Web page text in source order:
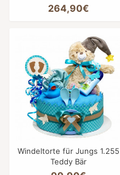
264,90€
Windeltorte für Jungs 1.255
Teddy Bär